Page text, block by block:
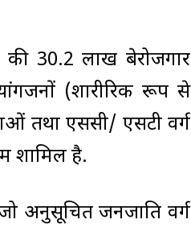
की 30.2 लाख बेरोजगार
(शारीरिक रूप से
तथा एससी/ एसटी वर्ग
शामिल है.
अनुसूचित जनजाति वर्ग